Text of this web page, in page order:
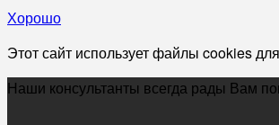
Хорошо
Этот сайт использует файлы cookies
Наши консультанты всегда рады Вам